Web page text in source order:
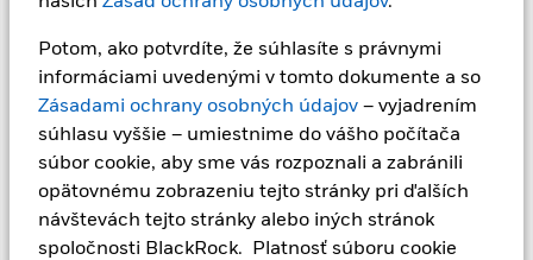
Potom, ako potvrdíte, že súhlasíte s právnymi
informáciami uvedenými v tomto dokumente a so
Zásadami ochrany osobných údajov – vyjadrením
súhlasu vyššie – umiestnime do vášho počítača
súbor cookie, aby sme vás rozpoznali a zabránili
opätovnému zobrazeniu tejto stránky pri ďalších
návštevách tejto stránky alebo iných stránok
spoločnosti BlackRock. Platnosť súboru cookie
retailovým investorom. Oprávnení investori sú opísaní v
investormi spravodlivo. S investormi v rovnakej triede akcií
zaobchádza rovnako, hoci na rôzne triedy akcií fondu sa môžu
vzťahovať rôzne podmienky. ELTIF je riziková a nelikvidná
investícia. Investori by mali v súlade s nariadením o ELTIF
zabezpečiť, aby do fondu ELTIF, ktorým je tento fond,
portfólia. Fond môže používať deriváty len v snahe zmierniť
určité riziká v súlade so svojou politikou hedžingu opísanou v
sekcii 5 všeobecnej sekcie „Investičné ciele a stratégie“.